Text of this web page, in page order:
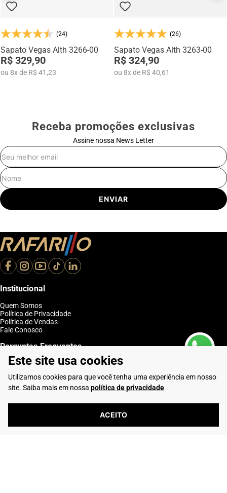
Este site usa cookies
Utilizamos cookies para que você tenha uma experiência em nosso
site. Saiba mais em nossa política de privacidade
ACEITO
(24)
Sapato Vegas Alth 3266-00
R$ 329,90
ou 8xde R$ 41,23
(26)
Sapato Vegas Alth 3263-00
R$ 324,90
ou 8xde R$ 40,61
Receba promoções exclusivas
Assine nossa News Letter
ENVIAR
Institucional
Quem Somos
Política de Privacidade
Política de Vendas
Fale Conosco
Perguntas Frequentes
Como Comprar
Trocas e Devoluções
Club Rafarillo
Entre em Contato
Whatsapp: (16) 99195-5292